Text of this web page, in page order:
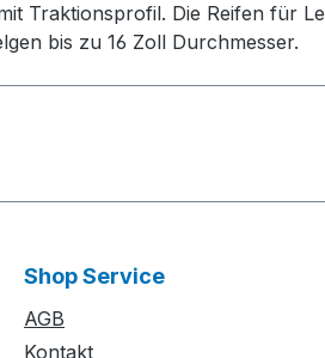
Traktionsprofil. Die Reifen für
bis zu 16 Zoll Durchmesser.
Shop Service
AGB
Kontakt